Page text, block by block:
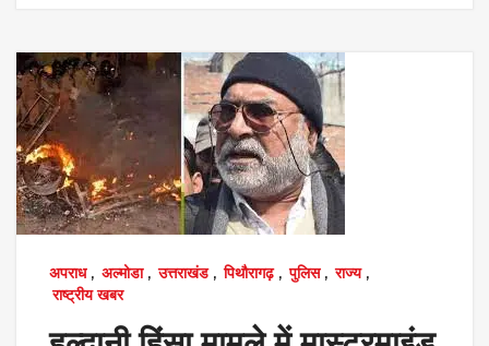
अपराध, अल्मोडा, उत्तराखंड, पिथौरागढ़, पुलिस, राज्य,
राष्ट्रीय खबर